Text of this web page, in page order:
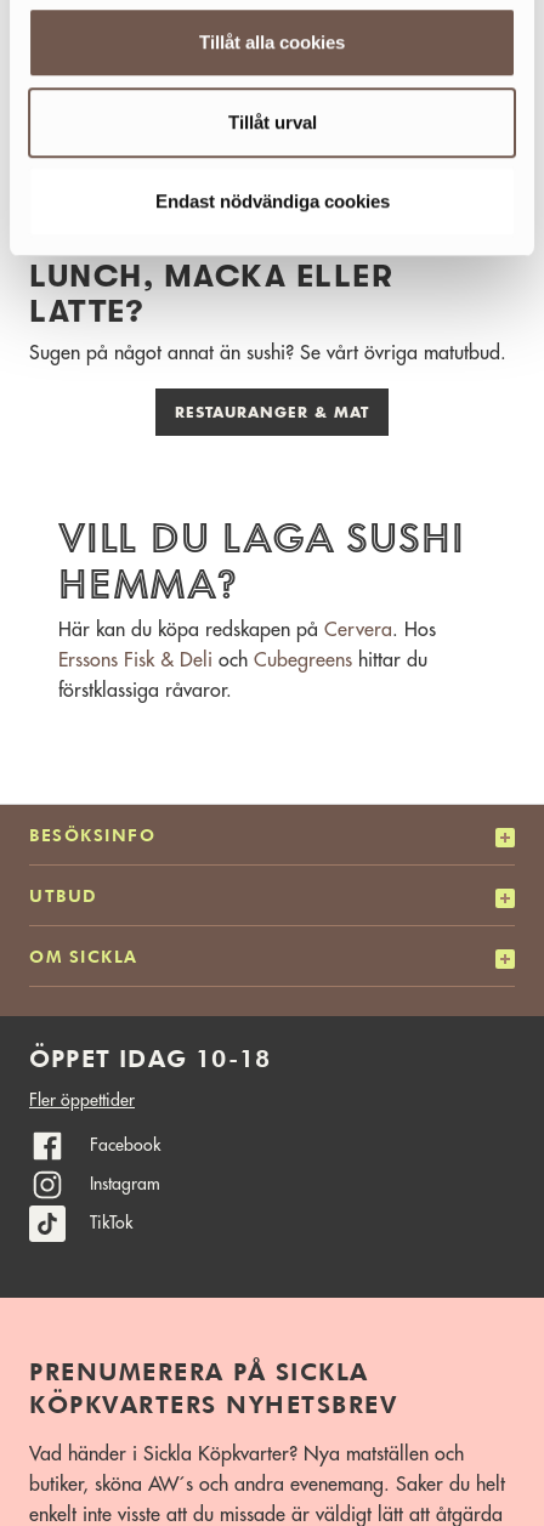
Tillåt alla cookies
Tillåt urval
Endast nödvändiga cookies
LUNCH, MACKA ELLER
LATTE?
Sugen på något annat än sushi? Se vårt övriga matutbud.
RESTAURANGER & MAT
Vill du laga sushi
hemma?
Här kan du köpa redskapen på Cervera. Hos
Erssons Fisk & Deli och Cubegreens hittar du
förstklassiga råvaror.
BESÖKSINFO
UTBUD
OM SICKLA
ÖPPET IDAG 10-18
Fler öppettider
Facebook
Instagram
TikTok
PRENUMERERA PÅ SICKLA
KÖPKVARTERS NYHETSBREV
Vad händer i Sickla Köpkvarter? Nya matställen och
butiker, sköna AW´s och andra evenemang. Saker du helt
enkelt inte visste att du missade är väldigt lätt att åtgärda